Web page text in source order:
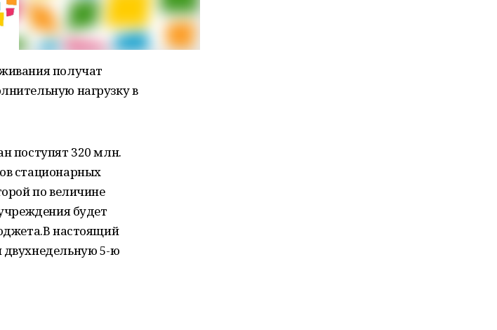
получат
нагрузку в
поступят 320 млн.
стационарных
по величине
будет
настоящий
двухнедельную 5-ю